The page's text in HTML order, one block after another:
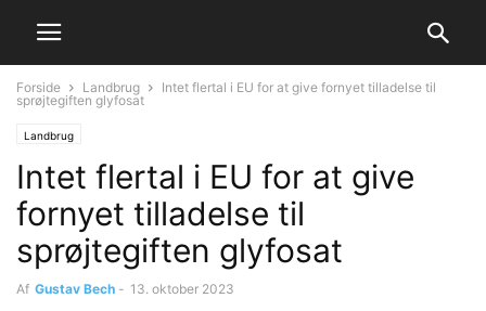
Forside Landbrug
Intet flertal i EU for at give fornyet tilladelse til
sprøjtegiften glyfosat
Landbrug
Intet flertal i EU for at give
fornyet tilladelse til
sprøjtegiften glyfosat
Af Gustav Bech - 13. oktober 2023